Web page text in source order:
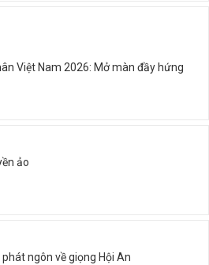
Việt Nam 2026: Mở màn đầy hứng
ảo
ngôn về giọng Hội An